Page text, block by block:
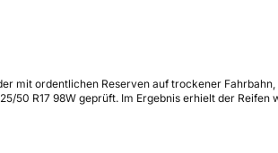
mit ordentlichen Reserven auf trockener
50 R17 98W geprüft. Im Ergebnis erhielt der